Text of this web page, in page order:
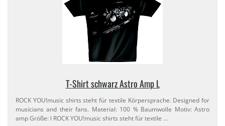
T-​Shirt schwarz Astro Amp L
ROCK YOU!music shirts steht für textile Körpersprache. Designed for
musicians and their fans. Material: 100 % Baumwolle Motiv: Astro
amp Größe: l ROCK YOU!music shirts steht für textile …